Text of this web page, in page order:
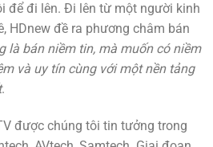
để đi lên. Đi lên từ một người kinh
HDnew đề ra phương châm bán
là bán niềm tin, mà muốn có niềm
và uy tín cùng với một nền tảng
.
được chúng tôi tin tưởng trong